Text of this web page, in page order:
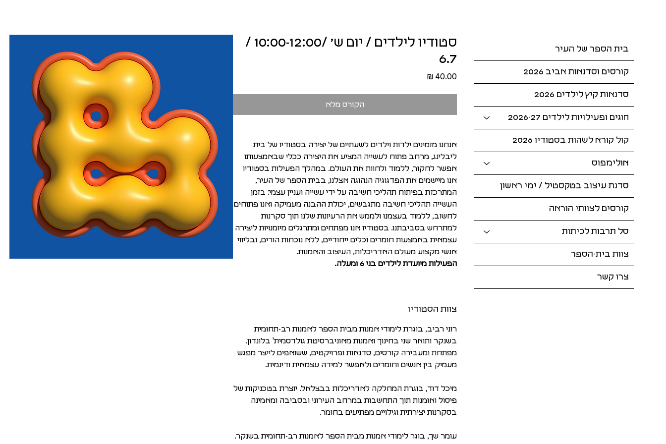
בית הספר של העיר
קורסים וסדנאות אביב 2026
סדנאות קיץ לילדים 2026
חוגים ופעילויות לילדים 2026-27
קול קורא לשהות בסטודיו 2026
אולימפוס
סדנת עיצוב בטקסטיל / ימי ראשון
קורסים לצוותי הוראה
סל תרבות לכיתות
צוות בית-הספר
צרו קשר
סטודיו לילדים / יום ש׳ /10:00-12:00 /
6.7
‏40.00 ‏₪ מחיר
הקורס מלא
אנחנו מזמינים ילדות וילדים לשעתיים של יצירה בסטודיו של בית
ליבלינג, מרחב פתוח לעשייה המציע את היצירה ככלי שבאמצעותו
אפשר לחקור, ללמוד ולחוות את העולם. במהלך הפעילות בסטודיו
אנו מיישמים את הפדגוגיה הנהוגה אצלנו, בבית הספר של העיר,
המתרכזת בפיתוח תהליכי חשיבה על ידי עשייה ועניין עצמי: בזמן
העשייה תהליכי חשיבה מתגבשים, יכולת ההבנה מעמיקה ואנו פתוחים
לחשוב, ללמוד בעצמנו ולממש את הרעיונות שלנו תוך סקרנות
למתרחש בסביבתנו. בסטודיו אנו מפתחים ומתרגלים מיומנויות ליצירה
עצמאית באמצעות חומרים וכלים ייחודיים, ללא נוכחות הורים, ובליווי
אנשי מקצוע מעולם האדריכלות, העיצוב והאמנות.
הפעילות מיועדת לילדים בני 6 ומעלה.
צוות הסטודיו
רוני רביב, בוגרת לימודי אמנות מבית הספר לאמנות רב-תחומית
בשנקר ותואר שני בחינוך ואמנות מאוניברסיטת גולדסמית' בלונדון.
מפתחת ומעבירה קורסים, סדנאות ופרויקטים, ששואפים לייצר מפגש
מעמיק בין אנשים וחומרים ולאפשר למידה עצמאית ודינמית.
מיכל דוד, בוגרת המחלקה לאדריכלות בבצלאל. יוצרת בטכניקות של
פיסול ואוּמנות תוך התחשבות במרחב העירוני ובסביבה ומאמינה
בסקרנות יצירתית וגילויים מפתיעים בחומר.
עומר שך, בוגר לימודי אמנות מבית הספר לאמנות רב-תחומית בשנקר.